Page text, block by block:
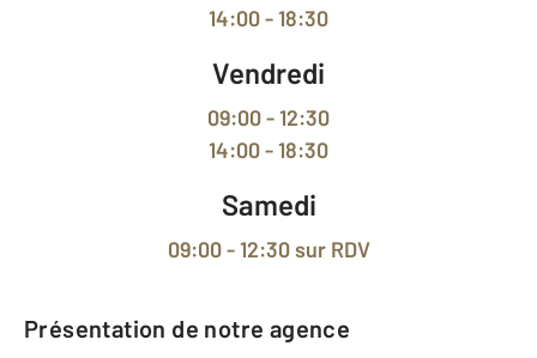
14:00 - 18:30
Vendredi
09:00 - 12:30
14:00 - 18:30
Samedi
09:00 - 12:30sur RDV
Présentation de notre agence